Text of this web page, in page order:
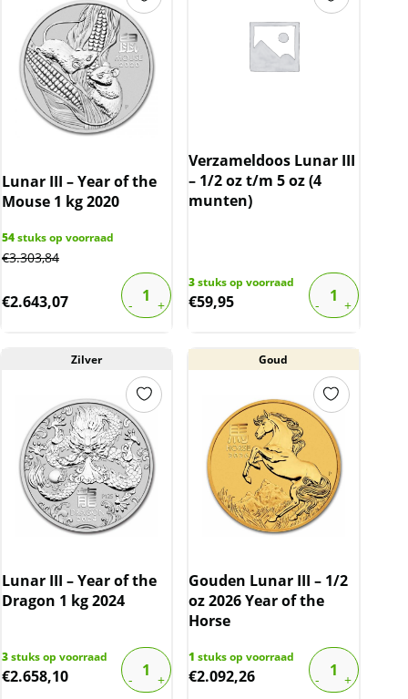
Lunar III – Year of the
Mouse 1 kg 2020
54stuks op voorraad
€3.303,84
€2.643,07
Verzameldoos Lunar III
– 1/2 oz t/m 5 oz (4
munten)
3stuks op voorraad
€59,95
Zilver
Lunar III – Year of the
Dragon 1 kg 2024
3stuks op voorraad
€2.658,10
Goud
Gouden Lunar III – 1/2
oz 2026 Year of the
Horse
1 stuks op voorraad
€2.092,26